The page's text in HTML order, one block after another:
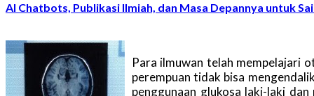
AI Chatbots, Publikasi Ilmiah, dan Masa Depannya untuk
Para ilmuwan telah mempelajari
perempuan tidak bisa
penggunaan glukosa laki-laki